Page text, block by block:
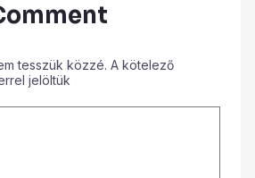
tesszük közzé. A kötelező
jelöltük